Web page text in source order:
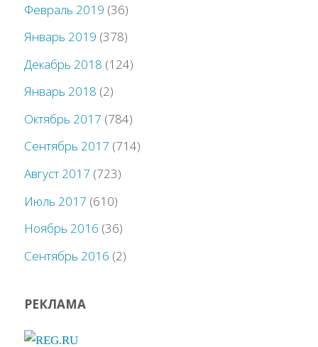
Февраль 2019 (36)
Январь 2019 (378)
Декабрь 2018 (124)
Январь 2018 (2)
Октябрь 2017 (784)
Сентябрь 2017 (714)
Август 2017 (723)
Июль 2017 (610)
Ноябрь 2016 (36)
Сентябрь 2016 (2)
РЕКЛАМА